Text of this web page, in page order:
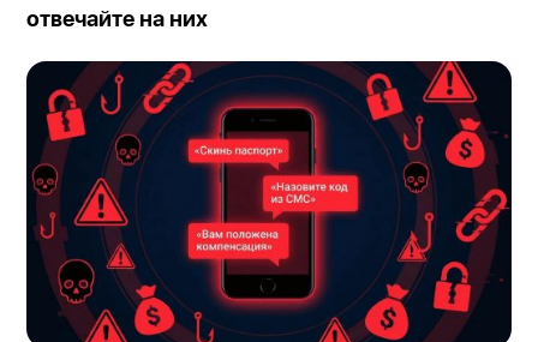
отвечайте на них